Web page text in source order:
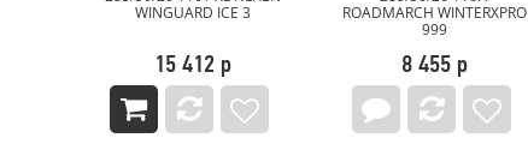
WINGUARD ICE 3
15 412 р
ROADMARCH WINTERXPRO
999
8 455 р